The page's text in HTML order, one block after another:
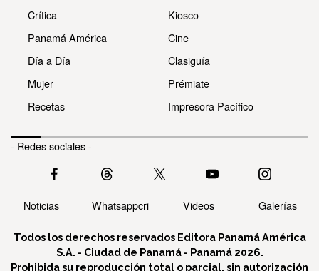
Crítica
Panamá América
Día a Día
Mujer
Recetas
Kiosco
Cine
Clasiguía
Prémiate
Impresora Pacífico
- Redes sociales -
Noticias Whatsappcri Videos Galerías
Todos los derechos reservados Editora Panamá América
S.A. - Ciudad de Panamá - Panamá 2026.
Prohibida su reproducción total o parcial, sin autorización